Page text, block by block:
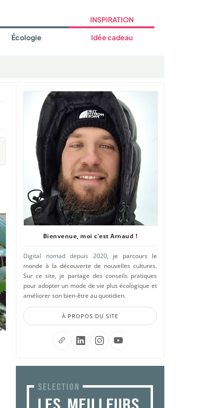
Écologie
INSPIRATION
Idée cadeau
Bienvenue, moi c'est Arnaud !
Digital nomad depuis 2020, je parcours le
monde à la découverte de nouvelles cultures.
Sur ce site, je partage des conseils pratiques
pour adopter un mode de vie plus écologique et
améliorer son bien-être au quotidien.
À PROPOS DU SITE